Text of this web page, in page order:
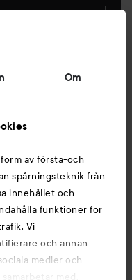
Om
av första-och
spårningsteknik från
innehållet och
funktioner för
Vi
och annan
medier och
med.